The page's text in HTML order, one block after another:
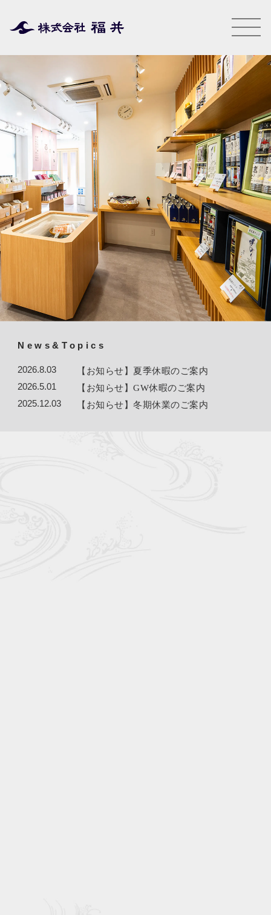
News&Topics
2026.8.03 【お知らせ】夏季休暇のご案内
2026.5.01 【お知らせ】GW休暇のご案内
2025.12.03 【お知らせ】冬期休業のご案内